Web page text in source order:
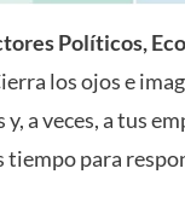
Políticos,
los ojos e
a veces, a tus
para